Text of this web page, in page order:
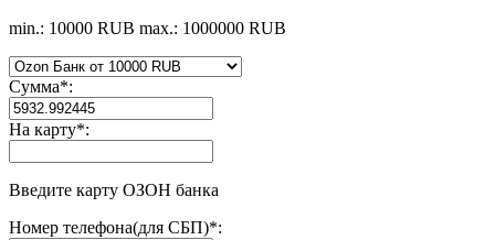
min.: 10000 RUB max.: 1000000 RUB
Сумма*:
На карту*:
Введите карту ОЗОН банка
Номер телефона(для СБП)*: